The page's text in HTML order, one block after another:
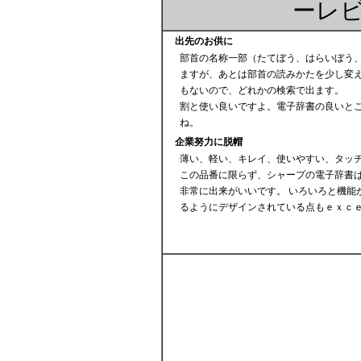
ーレ
出先のお供に
部首の名称一部（たてぼう、はらいぼう
ますが、あとは部首の読みかたを少し変
もないので、どれかの検索で出ます。
割と使い良いですよ。電子辞書の良いと
ね。
企業努力に脱帽
薄い、軽い、キレイ、使いやすい、タッ
この品番に限らず、シャープの電子辞書
非常に出来がいいです。 いろいろと機
るようにデザインされている点もｅｘｃ